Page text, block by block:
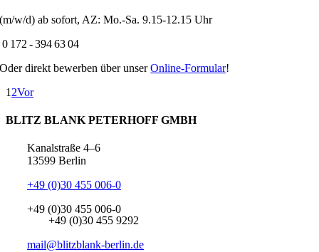
(m/w/d) ab sofort, AZ: Mo.-Sa. 9.15-12.15 Uhr
0 172 - 394 63 04
Oder direkt bewerben über unserOnline-Formular!
1 2Vor
BLITZ BLANK PETERHOFF GMBH
Kanalstraße 4–6
13599 Berlin
+49 (0)30 455 006-0
+49 (0)30 455 006-0
+49 (0)30 455 9292
mail@blitzblank-berlin.de